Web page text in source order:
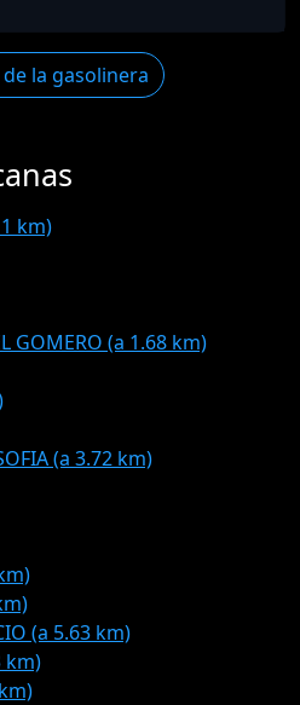
la gasolinera
km)
GOMERO (a 1.68 km)
(a 3.72 km)
(a 5.63 km)
km)